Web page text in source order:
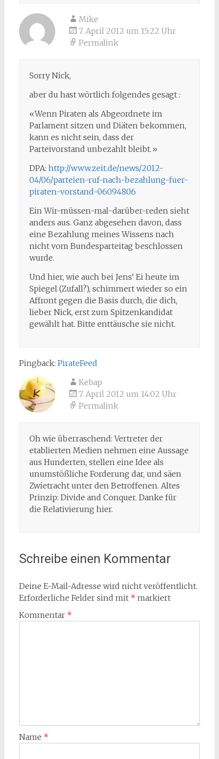
Mike
7. April 2012 um 15:22 Uhr
Permalink
Sorry Nick,
aber du hast wörtlich folgendes gesagt :
«Wenn Piraten als Abgeordnete im
Parlament sitzen und Diäten bekommen,
kann es nicht sein, dass der
Parteivorstand unbezahlt bleibt.»
DPA: http://www.zeit.de/news/2012-
04/06/parteien-ruf-nach-bezahlung-fuer-
piraten-vorstand-06094806
Ein Wir-müssen-mal-darüber-reden sieht
anders aus. Ganz abgesehen davon, dass
eine Bezahlung meines Wissens nach
nicht vom Bundesparteitag beschlossen
wurde.
Und hier, wie auch bei Jens‘ Ei heute im
Spiegel (Zufall?), schimmert wieder so ein
Affront gegen die Basis durch, die dich,
lieber Nick, erst zum Spitzenkandidat
gewählt hat. Bitte enttäusche sie nicht.
Pingback: PirateFeed
Kebap
7. April 2012 um 14:02 Uhr
Permalink
Oh wie überraschend: Vertreter der
etablierten Medien nehmen eine Aussage
aus Hunderten, stellen eine Idee als
unumstößliche Forderung dar, und säen
Zwietracht unter den Betroffenen. Altes
Prinzip: Divide and Conquer. Danke für
die Relativierung hier.
Schreibe einen Kommentar
Deine E-Mail-Adresse wird nicht veröffentlicht.
Erforderliche Felder sind mit * markiert
Kommentar *
Name *